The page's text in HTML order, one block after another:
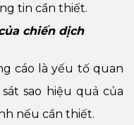
tin cần thiết.
chiến dịch
cáo là yếu tố quan
sao hiệu quả của
nếu cần thiết.